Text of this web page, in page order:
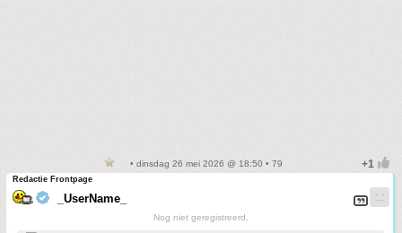
• dinsdag 26 mei 2026 @ 18:50 • 79
Redactie Frontpage
_UserName_
Nog niet geregistreerd.